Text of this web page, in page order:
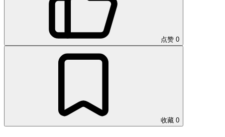
点赞 0
收藏 0